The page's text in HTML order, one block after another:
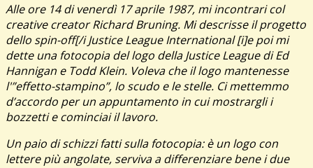
Alle ore 14 di venerdì 17 aprile 1987, mi incontrari col
creative creator Richard Bruning. Mi descrisse il progetto
dello spin-off[/i Justice League International [i]e poi mi
dette una fotocopia del logo della Justice League di Ed
Hannigan e Todd Klein. Voleva che il logo mantenesse
l'”effetto-stampino”, lo scudo e le stelle. Ci mettemmo
d’accordo per un appuntamento in cui mostrargli i
bozzetti e cominciai il lavoro.
Un paio di schizzi fatti sulla fotocopia: è un logo con
lettere più angolate, serviva a differenziare bene i due